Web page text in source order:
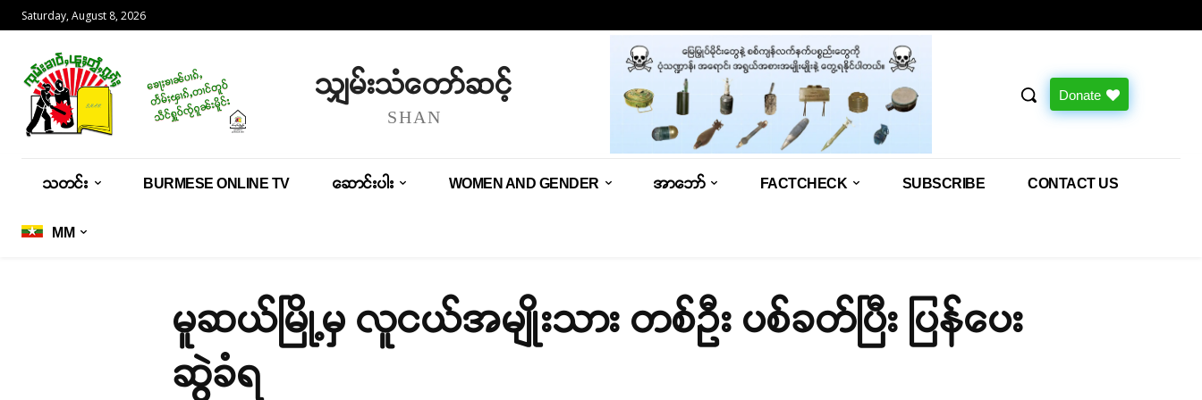
Saturday, August 8, 2026
သျှမ်းသံတော်ဆင့်
SHAN
Donate
သတင်း BURMESE ONLINE TV ဆောင်းပါး WOMEN AND GENDER အာဘော် FACTCHECK SUBSCRIBE CONTACT US
MM
မူဆယ်မြို့မှ လူငယ်အမျိုးသား တစ်ဦး ပစ်ခတ်ပြီး ပြန်ပေး
ဆွဲခံရ